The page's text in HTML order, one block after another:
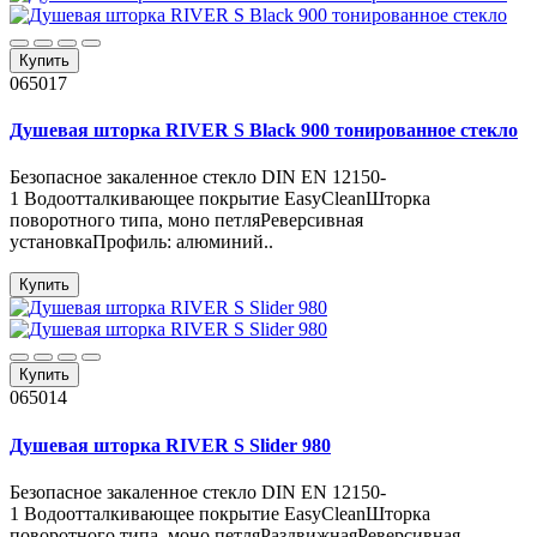
Купить
065017
Душевая шторка RIVER S Black 900 тонированное стекло
Безопасное закаленное стекло DIN EN 12150-
1 Водоотталкивающее покрытие EasyCleanШторка
поворотного типа, моно петляРеверсивная
установкаПрофиль: алюминий..
Купить
Купить
065014
Душевая шторка RIVER S Slider 980
Безопасное закаленное стекло DIN EN 12150-
1 Водоотталкивающее покрытие EasyCleanШторка